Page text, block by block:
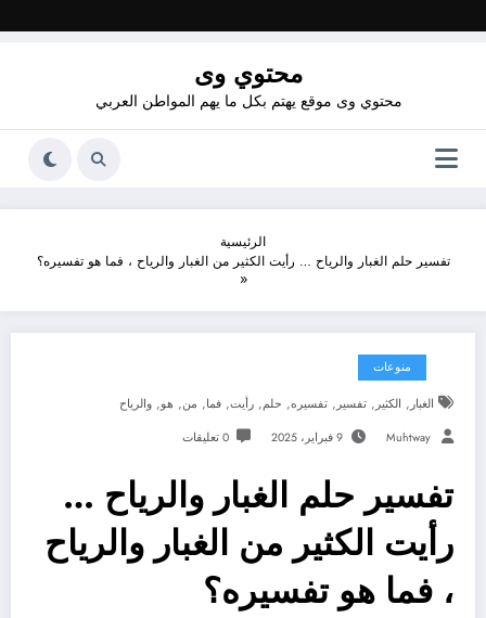
محتوي وى
محتوي وى موقع يهتم بكل ما يهم المواطن العربي
الرئيسية
تفسير حلم الغبار والرياح … رأيت الكثير من الغبار والرياح ، فما هو تفسيره؟
منوعات
الغبار , الكثير , تفسير , تفسيره, حلم, رأيت, فما, من, هو, والرياح
Muhtway 9 فبراير، 2025 0 تعليقات
تفسير حلم الغبار والرياح …
رأيت الكثير من الغبار والرياح
، فما هو تفسيره؟